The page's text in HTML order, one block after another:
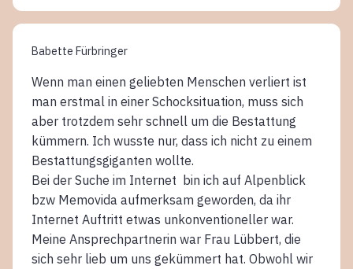
Babette Fürbringer
Wenn man einen geliebten Menschen verliert ist
man erstmal in einer Schocksituation, muss sich
aber trotzdem sehr schnell um die Bestattung
kümmern. Ich wusste nur, dass ich nicht zu einem
Bestattungsgiganten wollte.
Bei der Suche im Internet bin ich auf Alpenblick
bzw Memovida aufmerksam geworden, da ihr
Internet Auftritt etwas unkonventioneller war.
Meine Ansprechpartnerin war Frau Lübbert, die
sich sehr lieb um uns gekümmert hat. Obwohl wir